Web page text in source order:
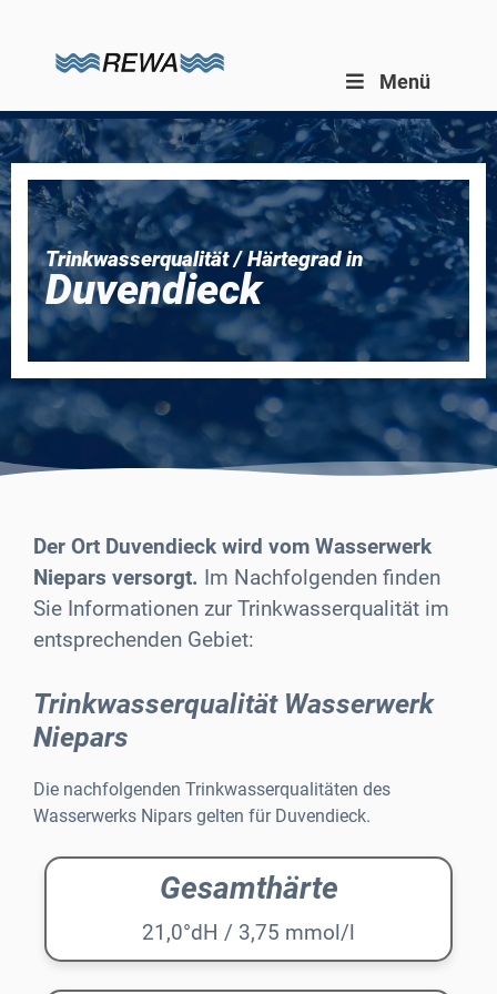
springen
Menü
Trinkwasserqualität / Härtegrad in
Duvendieck
Der Ort Duvendieck wird vom Wasserwerk
Niepars versorgt. Im Nachfolgenden finden
Sie Informationen zur Trinkwasserqualität im
entsprechenden Gebiet:
Trinkwasserqualität Wasserwerk
Niepars
Die nachfolgenden Trinkwasserqualitäten des
Wasserwerks Nipars gelten für Duvendieck.
Gesamthärte
21,0°dH / 3,75 mmol/l